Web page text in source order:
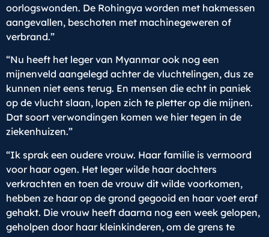
oorlogswonden. De Rohingya worden met hakmessen
aangevallen, beschoten met machinegeweren of
verbrand.”
“Nu heeft het leger van Myanmar ook nog een
mijnenveld aangelegd achter de vluchtelingen, dus ze
kunnen niet eens terug. En mensen die echt in paniek
op de vlucht slaan, lopen zich te pletter op die mijnen.
Dat soort verwondingen komen we hier tegen in de
ziekenhuizen.”
“Ik sprak een oudere vrouw. Haar familie is vermoord
voor haar ogen. Het leger wilde haar dochters
verkrachten en toen de vrouw dit wilde voorkomen,
hebben ze haar op de grond gegooid en haar voet eraf
gehakt. Die vrouw heeft daarna nog een week gelopen,
geholpen door haar kleinkinderen, om de grens te